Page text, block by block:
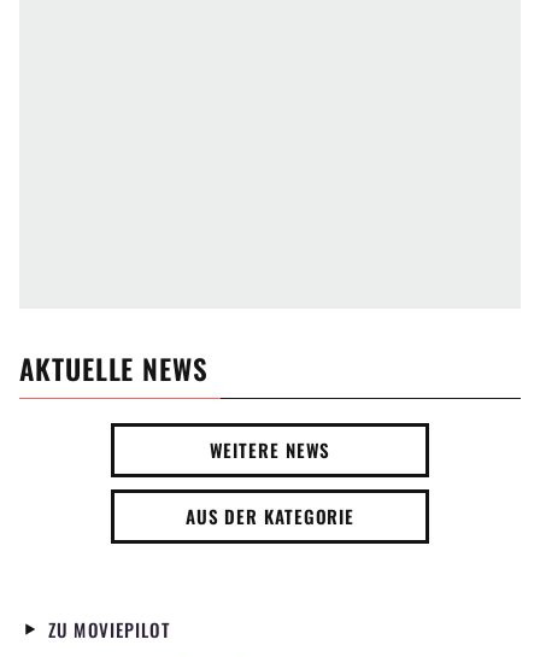
AKTUELLE NEWS
WEITERE NEWS
AUS DER KATEGORIE
ZU MOVIEPILOT